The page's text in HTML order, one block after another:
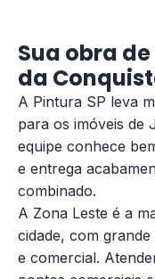
Sua obra
da
A Pintura SP leva
para os imóveis de
equipe conhece
e entrega
combinado.
A Zona Leste é a
cidade, com
e comercial.